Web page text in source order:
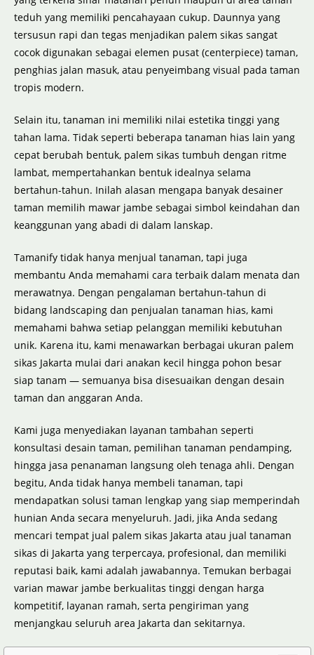
teduh yang memiliki pencahayaan cukup. Daunnya yang
tersusun rapi dan tegas menjadikan palem sikas sangat
cocok digunakan sebagai elemen pusat (centerpiece) taman,
penghias jalan masuk, atau penyeimbang visual pada taman
tropis modern.
Selain itu, tanaman ini memiliki nilai estetika tinggi yang
tahan lama. Tidak seperti beberapa tanaman hias lain yang
cepat berubah bentuk, palem sikas tumbuh dengan ritme
lambat, mempertahankan bentuk idealnya selama
bertahun-tahun. Inilah alasan mengapa banyak desainer
taman memilih mawar jambe sebagai simbol keindahan dan
keanggunan yang abadi di dalam lanskap.
Tamanify tidak hanya menjual tanaman, tapi juga
membantu Anda memahami cara terbaik dalam menata dan
merawatnya. Dengan pengalaman bertahun-tahun di
bidang landscaping dan penjualan tanaman hias, kami
memahami bahwa setiap pelanggan memiliki kebutuhan
unik. Karena itu, kami menawarkan berbagai ukuran palem
sikas Jakarta mulai dari anakan kecil hingga pohon besar
siap tanam — semuanya bisa disesuaikan dengan desain
taman dan anggaran Anda.
Kami juga menyediakan layanan tambahan seperti
konsultasi desain taman, pemilihan tanaman pendamping,
hingga jasa penanaman langsung oleh tenaga ahli. Dengan
begitu, Anda tidak hanya membeli tanaman, tapi
mendapatkan solusi taman lengkap yang siap memperindah
hunian Anda secara menyeluruh. Jadi, jika Anda sedang
mencari tempat jual palem sikas Jakarta atau jual tanaman
sikas di Jakarta yang terpercaya, profesional, dan memiliki
reputasi baik, kami adalah jawabannya. Temukan berbagai
varian mawar jambe berkualitas tinggi dengan harga
kompetitif, layanan ramah, serta pengiriman yang
menjangkau seluruh area Jakarta dan sekitarnya.